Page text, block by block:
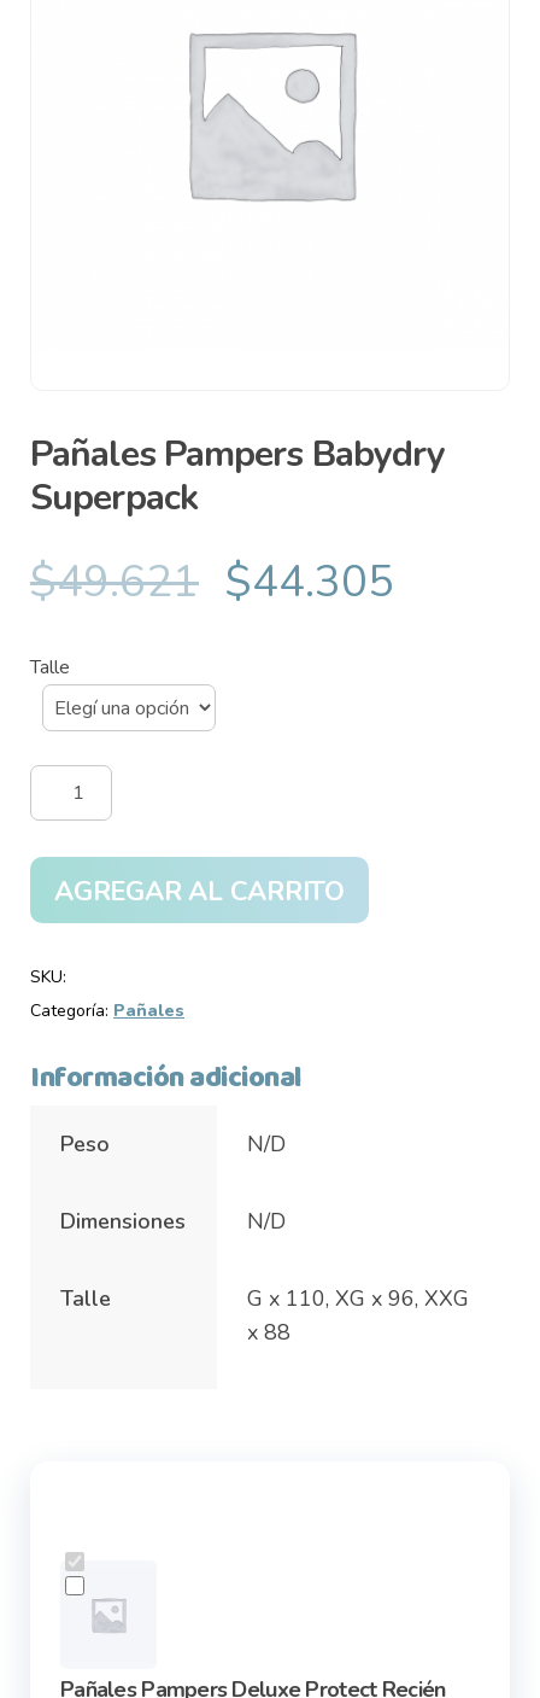
Pañales Pampers Babydry
Superpack
$49.621 $44.305
Talle
Pañales
Pampers
Superpack
cantidad
AGREGAR AL CARRITO
SKU:
Categoría: Pañales
Información adicional
Peso N/D
Dimensiones N/D
Talle
G x 110, XG x 96, XXG
x 88
Pañales Pampers Deluxe Protect Recién